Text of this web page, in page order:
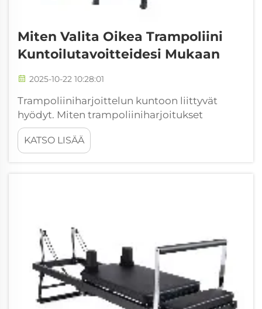
Miten Valita Oikea Trampoliini
Kuntoilutavoitteidesi Mukaan
2025-10-22 10:28:01
Trampoliiniharjoittelun kuntoon liittyvät
hyödyt. Miten trampoliiniharjoitukset
parantavat sydän- ja verisuoniterveyttä.
Tutkimusten mukaan trampoliinilla
hyppiminen saa sydämen lyömään noin 11–33
KATSO LISÄÄ